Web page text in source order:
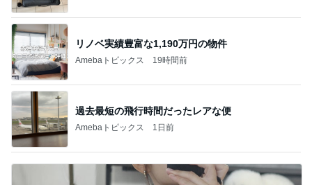
リノベ実績豊富な1,190万円の物件
Amebaトピックス 19時間前
過去最短の飛行時間だったレアな便
Amebaトピックス 1日前